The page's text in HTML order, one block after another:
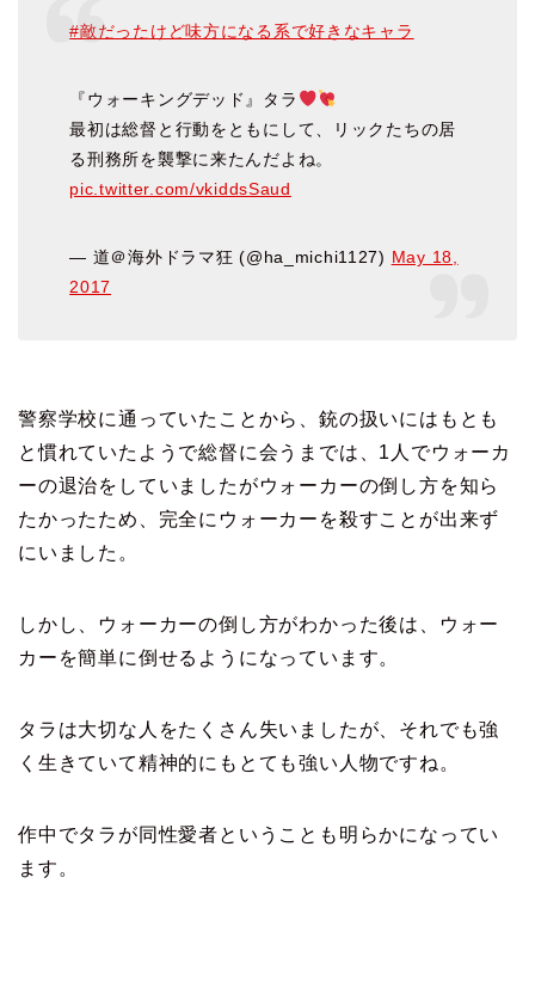
#敵だったけど味方になる系で好きなキャラ
『ウォーキングデッド』タラ
最初は総督と行動をともにして、リックたちの居
る刑務所を襲撃に来たんだよね。
pic.twitter.com/vkiddsSaud
— 道＠海外ドラマ狂 (@ha_michi1127) May 18,
2017
警察学校に通っていたことから、銃の扱いにはもとも
と慣れていたようで総督に会うまでは、1人でウォーカ
ーの退治をしていましたがウォーカーの倒し方を知ら
たかったため、完全にウォーカーを殺すことが出来ず
にいました。
しかし、ウォーカーの倒し方がわかった後は、ウォー
カーを簡単に倒せるようになっています。
タラは大切な人をたくさん失いましたが、それでも強
く生きていて精神的にもとても強い人物ですね。
作中でタラが同性愛者ということも明らかになってい
ます。